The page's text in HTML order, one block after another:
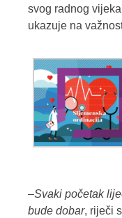
svog radnog
ukazuje na
–Svaki početak
bude dobar, riječi